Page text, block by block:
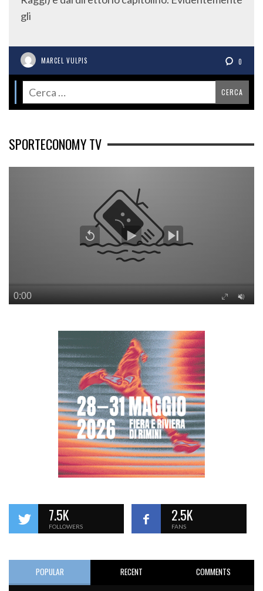
gli
MARCEL VULPIS 0
SPORTECONOMY TV
7.5K
FOLLOWERS
2.5K
FANS
POPULAR RECENT COMMENTS